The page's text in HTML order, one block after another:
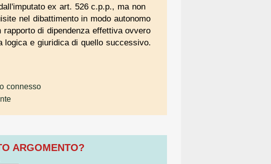
ex art. 526 c.p.p., ma non
nel dibattimento in modo autonomo
di dipendenza effettiva ovvero
logica e giuridica di quello successivo.
connesso
ARGOMENTO?